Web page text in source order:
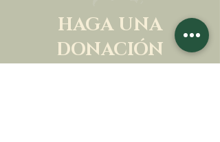
HAGA UNA
DONACIÓN